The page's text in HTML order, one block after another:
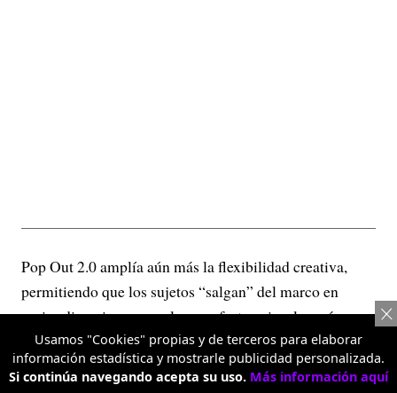
Pop Out 2.0 amplía aún más la flexibilidad creativa,
permitiendo que los sujetos “salgan” del marco en
varias direcciones para lograr efectos visuales más
dinámicos.
Retrato con teleobjetivo 3.5X
Usamos "Cookies" propias y de terceros para elaborar
información estadística y mostrarle publicidad personalizada.
Si continúa navegando acepta su uso. Más información aquí